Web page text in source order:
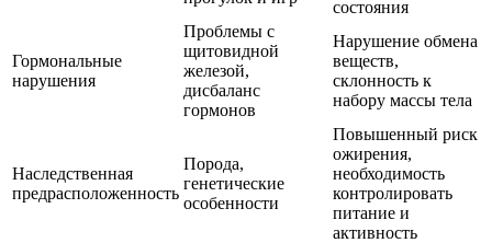
состояния
Гормональные
нарушения
Проблемы с
щитовидной
железой,
дисбаланс
гормонов
Нарушение обмена
веществ,
склонность к
набору массы тела
Наследственная
предрасположенность
Порода,
генетические
особенности
Повышенный риск
ожирения,
необходимость
контролировать
питание и
активность